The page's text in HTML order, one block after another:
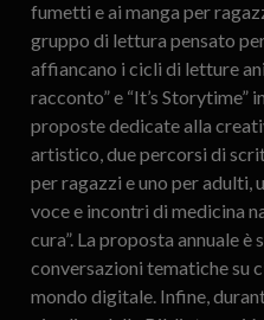
fumetti e ai manga per
gruppo di lettura pensato
affiancano i cicli di letture
racconto” e “It’s Storytime”
proposte dedicate alla
artistico, due percorsi di
per ragazzi e uno per adulti,
voce e incontri di medicina
cura”. La proposta annuale
conversazioni tematiche su
mondo digitale. Infine,